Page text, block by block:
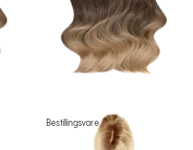
Bestillingsvare